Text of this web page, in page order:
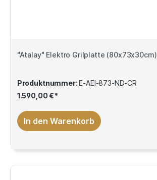
"Atalay" Elektro Grilplatte (80x73x30cm)
Produktnummer:E-AEI-873-ND-CR
1.590,00 €*
In den Warenkorb